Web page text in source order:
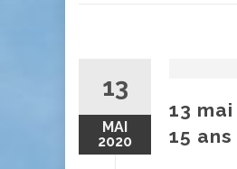
13
MAI
2020
13
15